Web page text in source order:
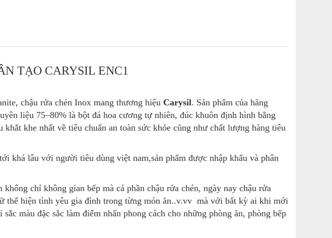
TẠO CARYSIL ENC1
chậu rửa chén Inox mang thương hiệu Carysil. Sản phẩm của hãng
liệu 75–80% là bột đá hoa cương tự nhiên, đúc khuôn định hình bằng
khe nhất về tiêu chuẩn an toàn sức khỏe cũng như chất lượng hàng tiêu
khá lâu với người tiêu dùng việt nam,sản phẩm được nhập khẩu và phân
chỉ không gian bếp mà cả phần chậu rửa chén, ngày nay chậu rửa
thể hiện tình yêu gia đình trong từng món ăn..v.vv mà với bất kỳ ai khi mới
màu đặc sắc làm điểm nhấn phong cách cho những phòng ăn, phòng bếp